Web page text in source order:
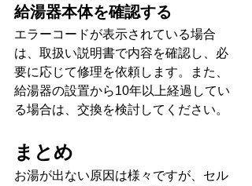
給湯器本体を確認する
エラーコードが表示されている場合
は、取扱い説明書で内容を確認し、必
要に応じて修理を依頼します。また、
給湯器の設置から10年以上経過してい
る場合は、交換を検討してください。
まとめ
お湯が出ない原因は様々ですが、セル